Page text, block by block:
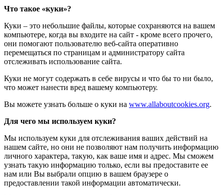
Что такое «куки»?
Куки – это небольшие файлы, которые сохраняются на вашем
компьютере, когда вы входите на сайт - кроме всего прочего,
они помогают пользователю веб-сайта оперативно
перемещаться по страницам и администратору сайта
отслеживать использование сайта.
Куки не могут содержать в себе вирусы и что бы то ни было,
что может нанести вред вашему компьютеру.
Вы можете узнать больше о куки на www.allaboutcookies.org.
Для чего мы используем куки?
Мы используем куки для отслеживания ваших действий на
нашем сайте, но они не позволяют нам получить информацию
личного характера, такую, как ваше имя и адрес. Мы сможем
узнать такую информацию только, если вы предоставите ее
нам или Вы выбрали опцию в вашем браузере о
предоставлении такой информации автоматически.